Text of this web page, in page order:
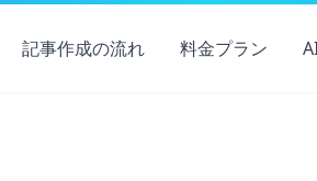
記事作成の流れ 料金プラン